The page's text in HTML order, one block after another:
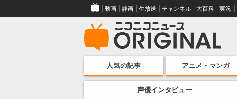
動画 静画 生放送 チャンネル 大百科 実況
人気の記事 アニメ・マンガ
声優インタビュー